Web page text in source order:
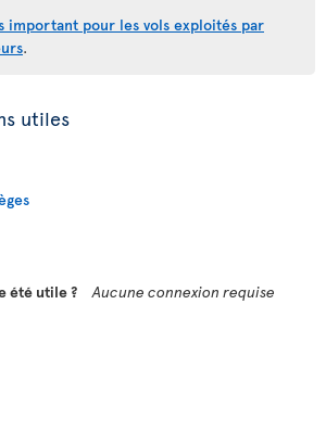
important pour les vols exploités par
.
utiles
été utile ?
Aucune connexion requise